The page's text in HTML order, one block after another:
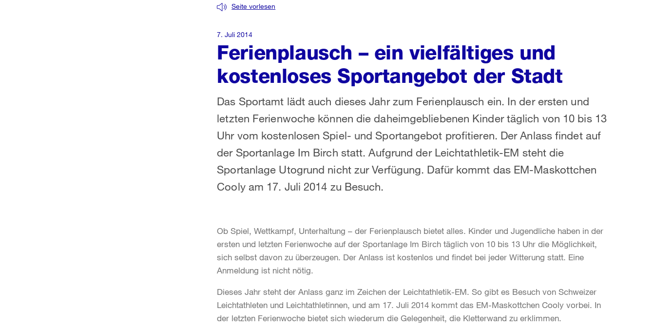
Ferienplausch – ein vielfältiges und
kostenloses Sportangebot der Stadt
Seite vorlesen
Das Sportamt lädt auch dieses Jahr zum Ferienplausch ein. In der ersten und
letzten Ferienwoche können die daheimgebliebenen Kinder täglich von 10 bis 13
Uhr vom kostenlosen Spiel- und Sportangebot profitieren. Der Anlass findet auf
der Sportanlage Im Birch statt. Aufgrund der Leichtathletik-EM steht die
Sportanlage Utogrund nicht zur Verfügung. Dafür kommt das EM-Maskottchen
Cooly am 17. Juli 2014 zu Besuch.
7. Juli 2014
Ob Spiel, Wettkampf, Unterhaltung – der Ferienplausch bietet alles. Kinder und Jugendliche haben in der
ersten und letzten Ferienwoche auf der Sportanlage Im Birch täglich von 10 bis 13 Uhr die Möglichkeit,
sich selbst davon zu überzeugen. Der Anlass ist kostenlos und findet bei jeder Witterung statt. Eine
Anmeldung ist nicht nötig.
Dieses Jahr steht der Anlass ganz im Zeichen der Leichtathletik-EM. So gibt es Besuch von Schweizer
Leichtathleten und Leichtathletinnen, und am 17. Juli 2014 kommt das EM-Maskottchen Cooly vorbei. In
der letzten Ferienwoche bietet sich wiederum die Gelegenheit, die Kletterwand zu erklimmen.